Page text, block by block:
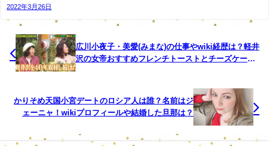
生年月日：1990年12月5日
年齢：28歳
出身：群馬県
身長：168センチメートル
好きな食べ物：さつまいも、タピオカ、タイ料理
2022年3月26日
広川小夜子・美愛(みまな)の仕事やwiki経歴は？軽井
沢の女帝おすすめフレンチトーストとチーズケーキ
かりそめ天国小宮デートのロシア人は誰？名前はジ
ェーニャ！wikiプロフィールや結婚した旦那は？